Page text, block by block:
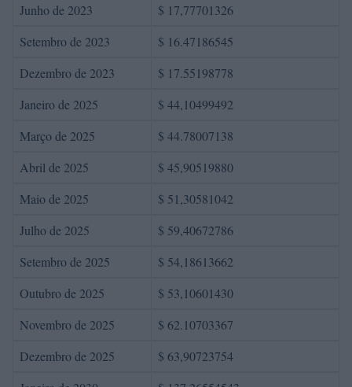
Junho de 2023
$ 17,77701326
Setembro de 2023
$ 16.47186545
Dezembro de 2023
$ 17.55198778
Janeiro de 2025
$ 44,10499492
Março de 2025
$ 44.78007138
Abril de 2025
$ 45,90519880
Maio de 2025
$ 51,30581042
Julho de 2025
$ 59,40672786
Setembro de 2025
$ 54,18613662
Outubro de 2025
$ 53,10601430
Novembro de 2025
$ 62.10703367
Dezembro de 2025
$ 63,90723754